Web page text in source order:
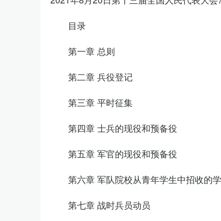
目录
第一章 总则
第二章 兵役登记
第三章 平时征集
第四章 士兵的现役和预备役
第五章 军官的现役和预备役
第六章 军队院校从青年学生中招收的
第七章 战时兵员动员